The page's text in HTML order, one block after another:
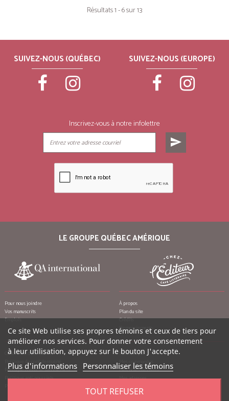
Résultats 1 - 6 sur 13
SUIVEZ-NOUS (QUÉBEC) SUIVEZ-NOUS (EUROPE)
Inscrivez-vous à notre infolettre
send
LE GROUPE QUÉBEC AMÉRIQUE
Pour nous joindre
Vos manuscrits
Emplois
À propos
Plan du site
Crédits
Remerciements
Conditions d’utilisation
Politique de confidentialité
Politique contre le harcèlement
Politique anti-pourriels
Mon compte
Mes commandes
Mes notes de crédit
Mes adresses
Mes bons de réduction
Ce site Web utilise ses propres témoins et ceux de tiers pour
améliorer nos services. Pour donner votre consentement
à leur utilisation, appuyez sur le bouton J'accepte.
Plus d'informations Personnaliser les témoins
TOUT REFUSER